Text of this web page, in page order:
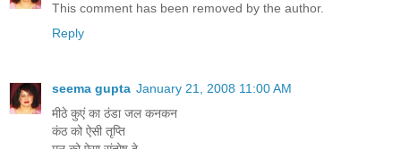
This comment has been removed by the author.
Reply
seema gupta January 21, 2008 11:00 AM
मीठे कुएं का ठंडा जल कनकन
कंठ को ऐसी तृप्ति